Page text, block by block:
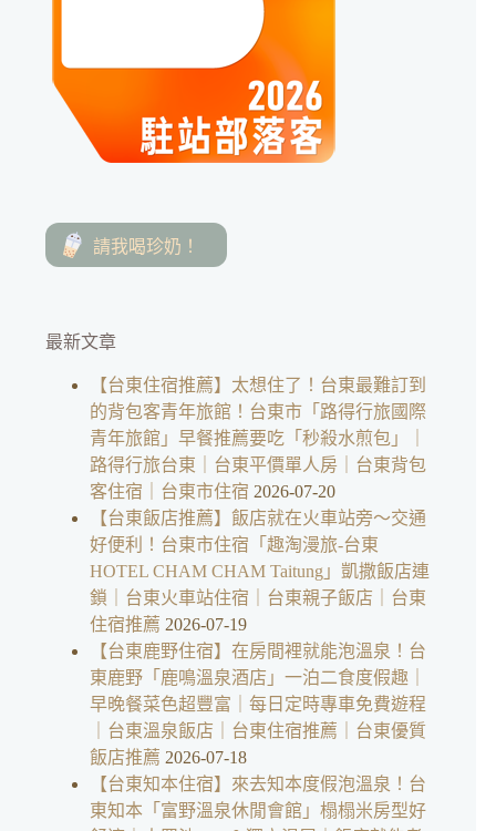
請我喝珍奶！
最新文章
【台東住宿推薦】太想住了！台東最難訂到
的背包客青年旅館！台東市「路得行旅國際
青年旅館」早餐推薦要吃「秒殺水煎包」｜
路得行旅台東｜台東平價單人房｜台東背包
客住宿｜台東市住宿 2026-07-20
【台東飯店推薦】飯店就在火車站旁～交通
好便利！台東市住宿「趣淘漫旅-台東
HOTEL CHAM CHAM Taitung」凱撒飯店連
鎖｜台東火車站住宿｜台東親子飯店｜台東
住宿推薦 2026-07-19
【台東鹿野住宿】在房間裡就能泡溫泉！台
東鹿野「鹿鳴溫泉酒店」一泊二食度假趣｜
早晚餐菜色超豐富｜每日定時專車免費遊程
｜台東溫泉飯店｜台東住宿推薦｜台東優質
飯店推薦 2026-07-18
【台東知本住宿】來去知本度假泡溫泉！台
東知本「富野溫泉休閒會館」榻榻米房型好